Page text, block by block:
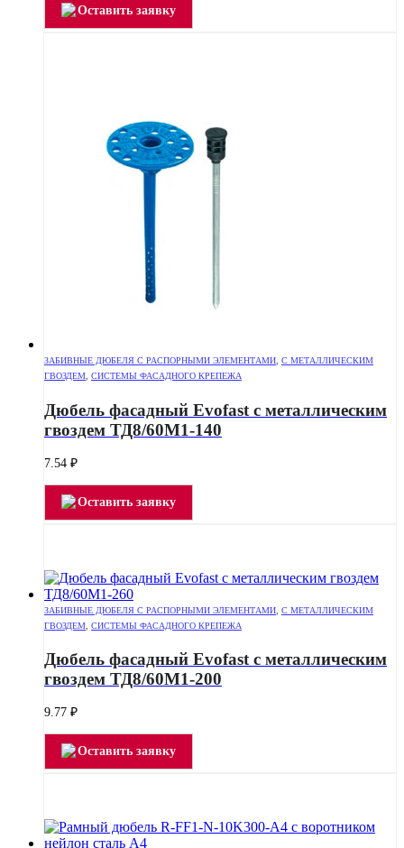
Оставить заявку
ЗАБИВНЫЕ ДЮБЕЛЯ С РАСПОРНЫМИ ЭЛЕМЕНТАМИ С МЕТАЛЛИЧЕСКИМ
ГВОЗДЕМ СИСТЕМЫ ФАСАДНОГО КРЕПЕЖА
Дюбель фасадный Evofast с металлическим
гвоздем ТД8/60М1-140
7.54 ₽
Оставить заявку
ЗАБИВНЫЕ ДЮБЕЛЯ С РАСПОРНЫМИ ЭЛЕМЕНТАМИ С МЕТАЛЛИЧЕСКИМ
ГВОЗДЕМ СИСТЕМЫ ФАСАДНОГО КРЕПЕЖА
Дюбель фасадный Evofast с металлическим
гвоздем ТД8/60М1-200
9.77 ₽
Оставить заявку